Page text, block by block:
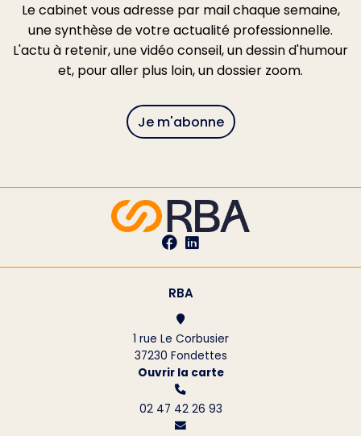
Le cabinet vous adresse par mail chaque semaine,
une synthèse de votre actualité professionnelle.
L'actu à retenir, une vidéo conseil, un dessin d'humour
et, pour aller plus loin, un dossier zoom.
Je m'abonne
RBA
1 rue Le Corbusier
37230 Fondettes
Ouvrir la carte
02 47 42 26 93